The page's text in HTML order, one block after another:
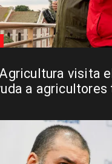
visita
a agricultores